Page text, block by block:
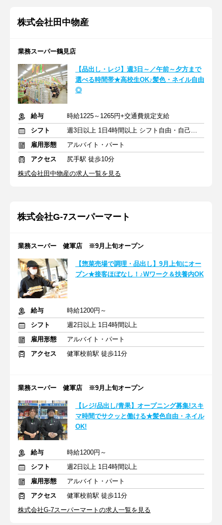
株式会社田中物産
業務スーパー鶴見店
【品出し・レジ】週3日～／午前～夕方まで
選べる時間帯★高校生OK♪髪色・ネイル自由
◎
給与
時給1225～1265円+交通費規定支給
シフト
週3日以上 1日4時間以上 シフト自由・自己申告
雇用形態
アルバイト・パート
アクセス
尻手駅 徒歩10分
株式会社田中物産の求人一覧を見る
株式会社G-7スーパーマート
業務スーパー 健軍店 ※9月上旬オープン
【惣菜売場で調理・品出し】9月上旬にオー
プン★接客ほぼなし！♪Wワーク＆扶養内OK
給与
時給1200円～
シフト
週2日以上 1日4時間以上
雇用形態
アルバイト・パート
アクセス
健軍校前駅 徒歩11分
業務スーパー 健軍店 ※9月上旬オープン
【レジ/品出し/青果】オープニング募集!スキ
マ時間でサクッと働ける★髪色自由・ネイル
OK!
給与
時給1200円～
シフト
週2日以上 1日4時間以上
雇用形態
アルバイト・パート
アクセス
健軍校前駅 徒歩11分
株式会社G-7スーパーマートの求人一覧を見る